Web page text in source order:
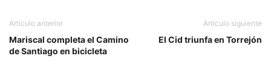
Artículo anterior
Mariscal completa el Camino
de Santiago en bicicleta
Artículo siguiente
El Cid triunfa en Torrejón